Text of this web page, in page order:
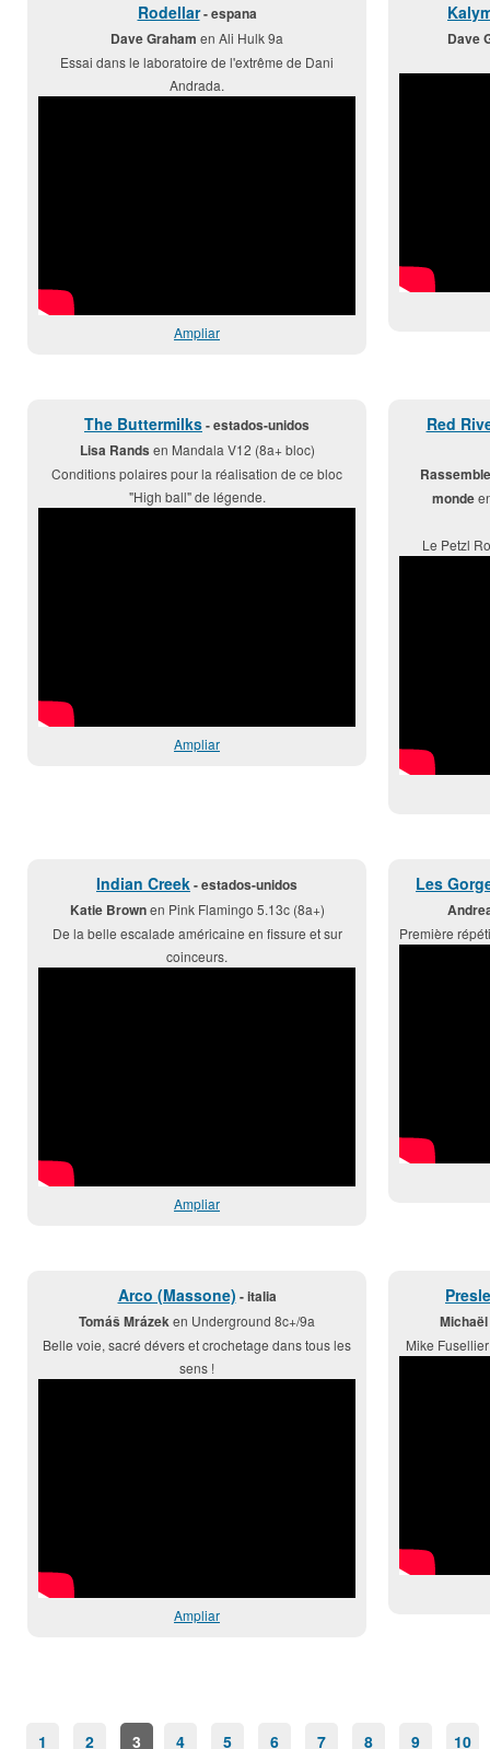
Rodellar- espana
Dave Graham en Ali Hulk 9a
Essai dans le laboratoire de l'extrême de Dani
Andrada.
Ampliar
Dave
The Buttermilks- estados-unidos
Lisa Rands en Mandala V12 (8a+ bloc)
Conditions polaires pour la réalisation de ce bloc
"High ball" de légende.
Ampliar
Red
monde
Le Petzl
Indian Creek- estados-unidos
Katie Brownen Pink Flamingo 5.13c (8a+)
De la belle escalade américaine en fissure et sur
coinceurs.
Ampliar
Les
Première
Arco (Massone) - italia
Tomáš Mrázeken Underground 8c+/9a
Belle voie, sacré dévers et crochetage dans tous les
sens !
Ampliar
Mike
1 2 3 4 5 6 7 8 9 10